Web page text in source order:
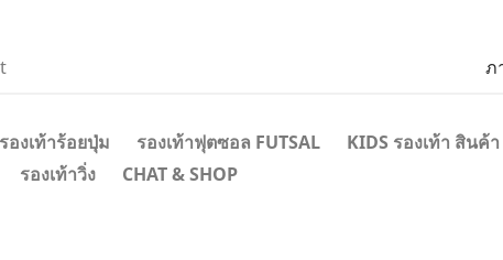
ภ
รองเท้าร้อยปุ่ม รองเท้าฟุตซอล FUTSAL KIDS รองเท้า สินค้
รองเท้าวิ่ง CHAT & SHOP